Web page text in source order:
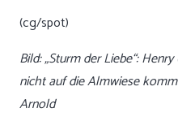
(cg/spot)
Bild: „Sturm der Liebe“:
nicht auf die Almwiese
Arnold